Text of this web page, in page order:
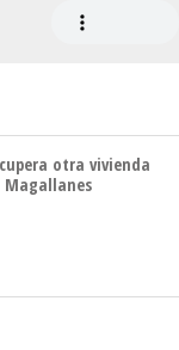
otra vivienda
Magallanes